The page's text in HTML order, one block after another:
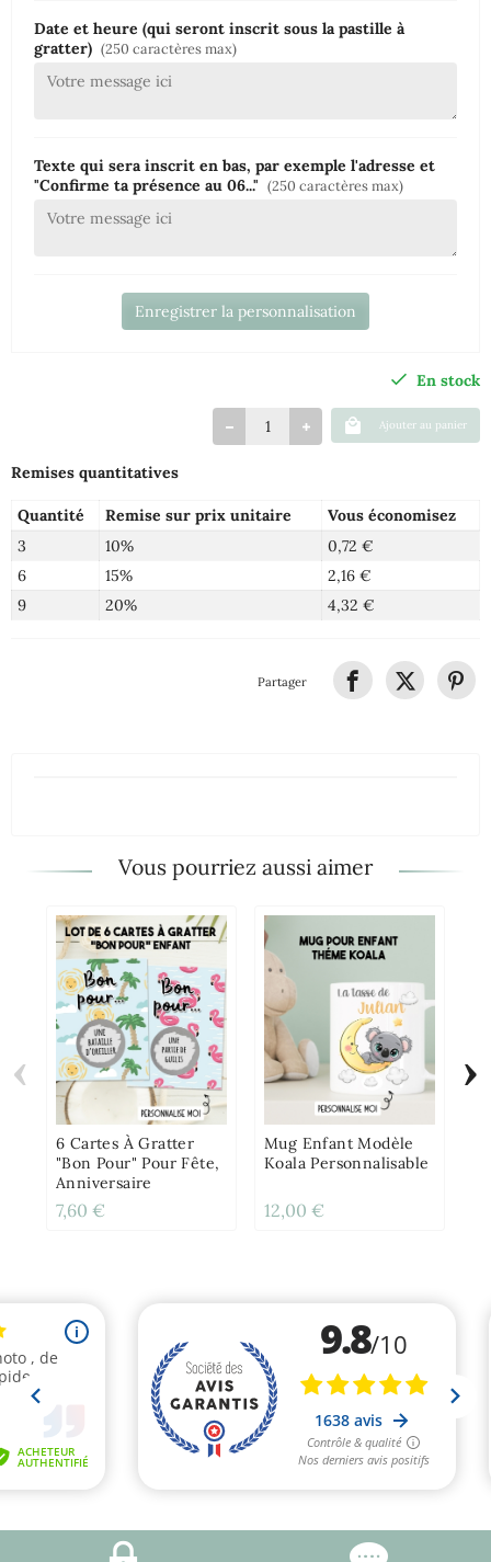
Date et heure (qui seront inscrit sous la pastille à
gratter) (250 caractères max)
Texte qui sera inscrit en bas, par exemple l'adresse et
"Confirme ta présence au 06..." (250 caractères max)
Enregistrer la personnalisation
En stock
Ajouter au panier
Remises quantitatives
Quantité Remise sur prix unitaire
Vous économisez
3
10%
0,72 €
6
15%
2,16 €
9
20% 4,32 €
Partager
Vous pourriez aussi aimer
6 Cartes À Gratter
"Bon Pour" Pour Fête,
Anniversaire
7,60 €
Mug Enfant Modèle
Koala Personnalisable
12,00 €
‹ ›